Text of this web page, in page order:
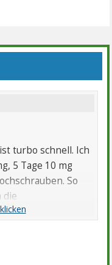
turbo schnell. Ich
5 Tage 10 mg
So
die
Wenn die
auf einer